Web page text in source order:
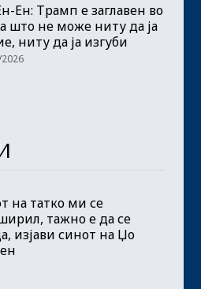
Ен: Трамп е заглавен во
што не може ниту да ја
ниту да ја изгуби
на татко ми се
тажно е да се
изјави синот на Џо